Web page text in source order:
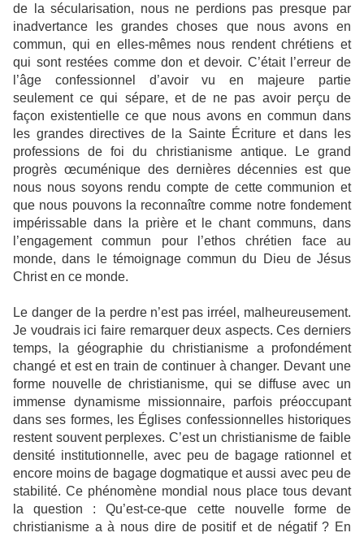
de la sécularisation, nous ne perdions pas presque par
inadvertance les grandes choses que nous avons en
commun, qui en elles-mêmes nous rendent chrétiens et
qui sont restées comme don et devoir. C’était l’erreur de
l’âge confessionnel d’avoir vu en majeure partie
seulement ce qui sépare, et de ne pas avoir perçu de
façon existentielle ce que nous avons en commun dans
les grandes directives de la Sainte Écriture et dans les
professions de foi du christianisme antique. Le grand
progrès œcuménique des dernières décennies est que
nous nous soyons rendu compte de cette communion et
que nous pouvons la reconnaître comme notre fondement
impérissable dans la prière et le chant communs, dans
l’engagement commun pour l’ethos chrétien face au
monde, dans le témoignage commun du Dieu de Jésus
Christ en ce monde.
Le danger de la perdre n’est pas irréel, malheureusement.
Je voudrais ici faire remarquer deux aspects. Ces derniers
temps, la géographie du christianisme a profondément
changé et est en train de continuer à changer. Devant une
forme nouvelle de christianisme, qui se diffuse avec un
immense dynamisme missionnaire, parfois préoccupant
dans ses formes, les Églises confessionnelles historiques
restent souvent perplexes. C’est un christianisme de faible
densité institutionnelle, avec peu de bagage rationnel et
encore moins de bagage dogmatique et aussi avec peu de
stabilité. Ce phénomène mondial nous place tous devant
la question : Qu’est-ce-que cette nouvelle forme de
christianisme a à nous dire de positif et de négatif ? En